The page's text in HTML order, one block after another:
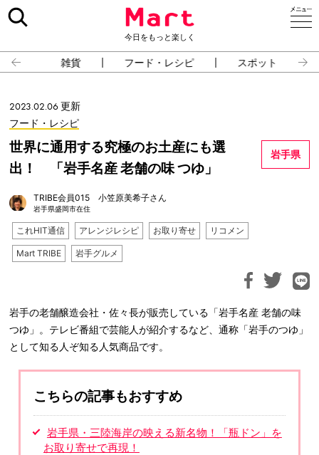
今日をもっと楽しく
雑貨 フード・レシピ スポット
2023.02.06 更新
フード・レシピ
世界に通用する究極のお土産にも選
出！ 「岩手名産 老舗の味 つゆ」
岩手県
TRIBE会員015 小笠原美希子さん
岩手県盛岡市在住
これHIT通信 アレンジレシピ お取り寄せ リコメン
Mart TRIBE 岩手グルメ
岩手の老舗醸造会社・佐々長が販売している「岩手名産 老舗の味
つゆ」。テレビ番組で芸能人が紹介するなど、通称「岩手のつゆ」
として知る人ぞ知る人気商品です。
こちらの記事もおすすめ
岩手県・三陸海岸の映える新名物！「瓶ドン」を
お取り寄せで再現！